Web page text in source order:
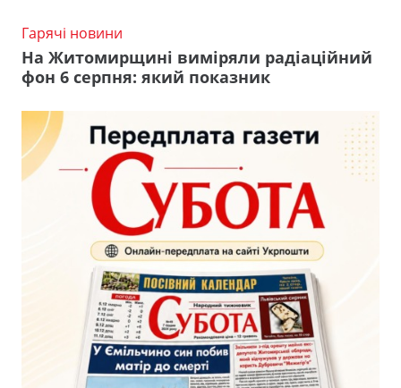
Гарячі новини
На Житомирщині виміряли радіаційний
фон 6 серпня: який показник